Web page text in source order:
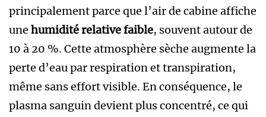
principalement parce que l’air de cabine affiche
une humidité relative faible, souvent autour de
10 à 20 %. Cette atmosphère sèche augmente la
perte d’eau par respiration et transpiration,
même sans effort visible. En conséquence, le
plasma sanguin devient plus concentré, ce qui